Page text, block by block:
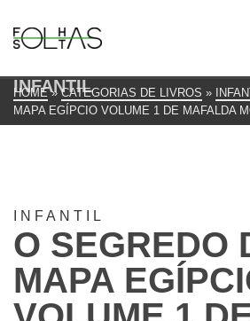
INFANTIL
HOME » CATEGORIAS DE LIVROS »
MAPA EGÍPCIO VOLUME 1 DE MAFALDA
INFANTIL
O SEGREDO
MAPA